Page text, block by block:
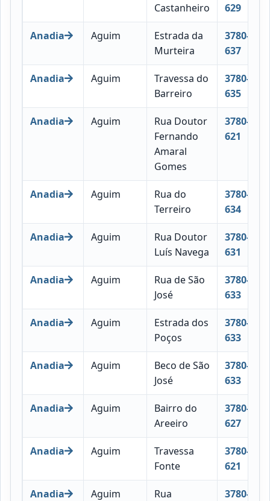
Castanheiro
629
Anadia Aguim
Estrada da
Murteira
3780-
637
Anadia Aguim
Travessa do
Barreiro
3780-
635
Anadia Aguim
Rua Doutor
Fernando
Amaral
Gomes
3780-
621
Anadia Aguim
Rua do
Terreiro
3780-
634
Anadia Aguim
Rua Doutor
Luís Navega
3780-
631
Anadia Aguim
Rua de São
José
3780-
633
Anadia Aguim
Estrada dos
Poços
3780-
633
Anadia Aguim
Beco de São
José
3780-
633
Anadia Aguim
Bairro do
Areeiro
3780-
627
Anadia Aguim
Travessa
Fonte
3780-
621
Anadia Aguim
Rua
3780-